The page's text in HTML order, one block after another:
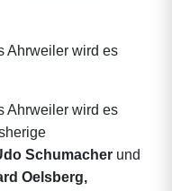
Ahrweiler wird es
Ahrweiler wird es
Schumacher und
Oelsberg,